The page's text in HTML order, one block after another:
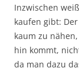
Inzwischen
kaufen gibt:
kaum zu
hin kommt,
da man dazu